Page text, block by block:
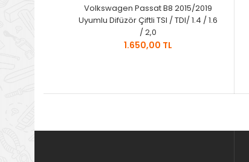
Volkswagen Passat B8 2015/2019
Uyumlu Difüzör Çiftli TSI / TDI/ 1.4 / 1.6
/ 2,0
1.650,00 TL